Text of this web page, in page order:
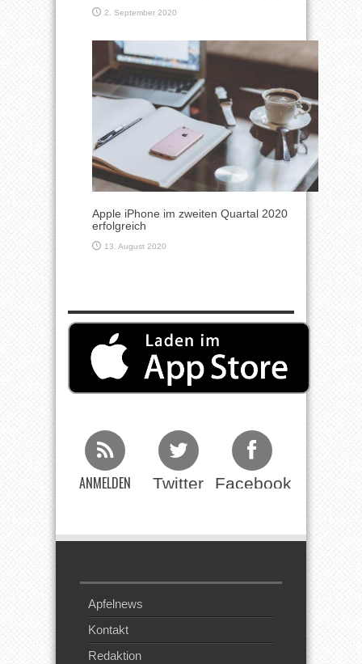
2. September 2020
Apple iPhone im zweiten Quartal 2020
erfolgreich
13. August 2020
ANMELDEN Twitter Facebook
Apfelnews
Kontakt
Redaktion